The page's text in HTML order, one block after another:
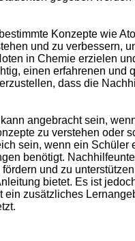
Konzepte wie
und zu verbessern,
in Chemie erzielen
einen erfahrenen und
dass die
angebracht sein,
zu verstehen oder
sein, wenn ein Schüler
benötigt.
und zu
bietet. Es ist
ein zusätzliches